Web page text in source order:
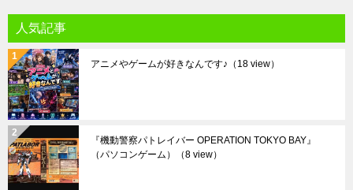
人気記事
アニメやゲームが好きなんです♪ （18 view）
『機動警察パトレイバー OPERATION TOKYO BAY』
（パソコンゲーム）
（8 view）